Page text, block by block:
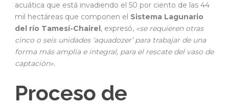
acuática que está invadiendo el 50 por ciento de las 44
mil hectáreas que componen el Sistema Lagunario
del río Tamesí-Chairel, expresó, «se requieren otras
cinco o seis unidades ‘aquadozer’ para trabajar de una
forma más amplia e integral, para el rescate del vaso de
captación».
Proceso de